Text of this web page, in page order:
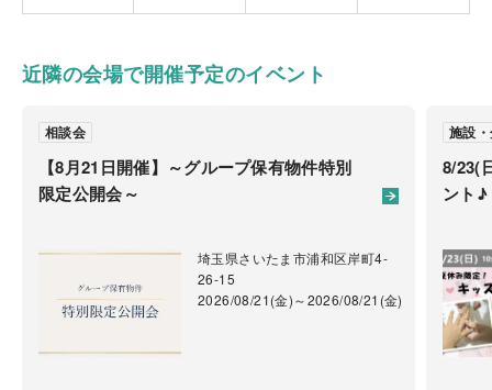
埼玉県さいたま市中央区新都心4-3
ご注意
業所エリアのオーナー様に限らせていただきます。
エリアがご不明の方はお問い合わせください。
TEL.048-851-1266FAX.048-851-1272
※定休日に頂いたお問い合わせ・ご予約のお返事は翌
近隣の会場で開催予定のイベント
【8月21日開催】～グループ保有物件特別
限定公開会～
相談会
埼玉県さいたま市浦和区岸町4-
26-15
2026/08/21(金)～2026/08/21(金)
8/23(
ント♪
施設